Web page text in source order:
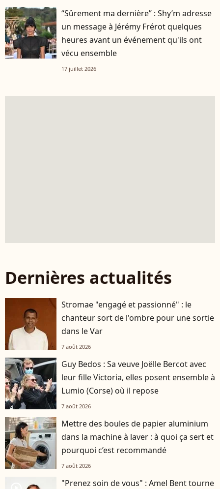
“Sûrement ma dernière” : Shy’m adresse
un message à Jérémy Frérot quelques
heures avant un événement qu'ils ont
vécu ensemble
17 juillet 2026
Dernières actualités
Stromae "engagé et passionné" : le
chanteur sort de l'ombre pour une sortie
dans le Var
7 août 2026
Guy Bedos : Sa veuve Joëlle Bercot avec
leur fille Victoria, elles posent ensemble à
Lumio (Corse) où il repose
7 août 2026
Mettre des boules de papier aluminium
dans la machine à laver : à quoi ça sert et
pourquoi c’est recommandé
7 août 2026
"Prenez soin de vous" : Amel Bent tourne